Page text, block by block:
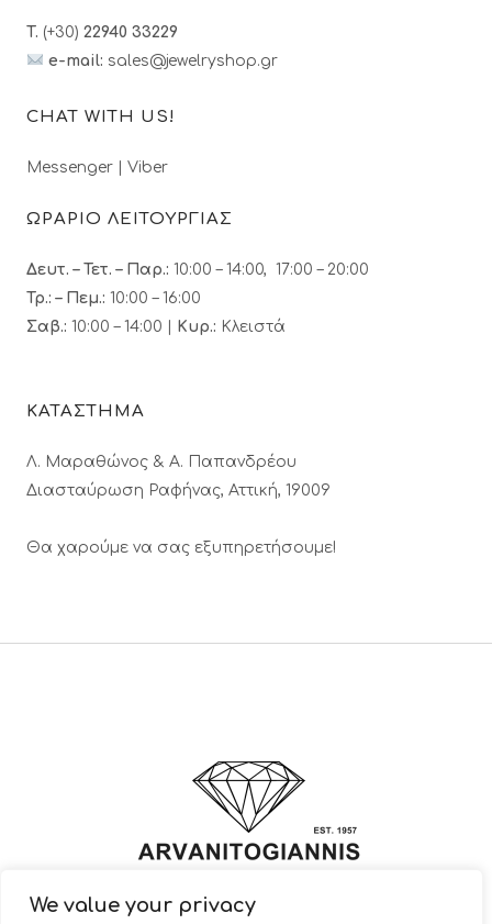
We value your privacy
T. (+30) 22940 33229
e-mail: sales@jewelryshop.gr
CHAT WITH US!
Messenger Viber
ΩΡΑΡΙΟ ΛΕΙΤΟΥΡΓΙΑΣ
Δευτ. – Τετ. – Παρ.: 10:00 – 14:00, 17:00 – 20:00
Τρ.: – Πεμ.: 10:00 – 16:00
Σαβ.: 10:00 – 14:00 | Κυρ.: Κλειστά
ΚΑΤΑΣΤΗΜΑ
Λ. Μαραθώνος & A. Παπανδρέου
Διασταύρωση Ραφήνας, Αττική, 19009
Θα χαρούμε να σας εξυπηρετήσουμε!
© 2022 ARVANITOGIANNIS – Jewelry Design & Manufacturing |